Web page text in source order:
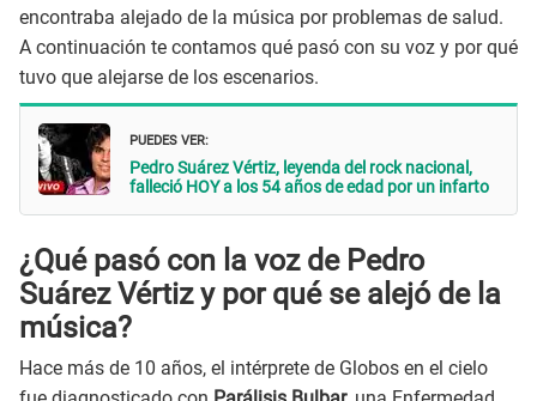
encontraba alejado de la música por problemas de salud.
A continuación te contamos qué pasó con su voz y por qué
tuvo que alejarse de los escenarios.
PUEDES VER:
Pedro Suárez Vértiz, leyenda del rock nacional,
falleció HOY a los 54 años de edad por un infarto
¿Qué pasó con la voz de Pedro
Suárez Vértiz y por qué se alejó de la
música?
Hace más de 10 años, el intérprete de Globos en el cielo